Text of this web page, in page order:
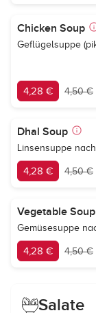
Chicken Soup
Geflügelsuppe
4,28 € 4,50 €
Dhal Soup
Linsensuppe
4,28 € 4,50 €
Vegetable Soup
Gemüsesuppe
4,28 € 4,50 €
Salate